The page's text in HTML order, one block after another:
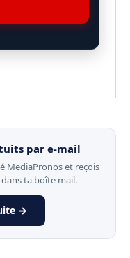
par e-mail
MediaPronos et reçois
ta boîte mail.
→